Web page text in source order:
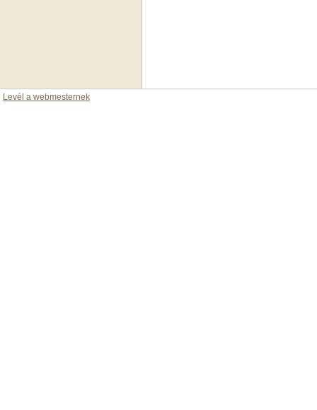
Levél a webmesternek